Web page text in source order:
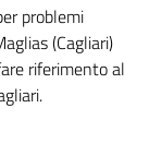
problemi
(Cagliari)
riferimento al